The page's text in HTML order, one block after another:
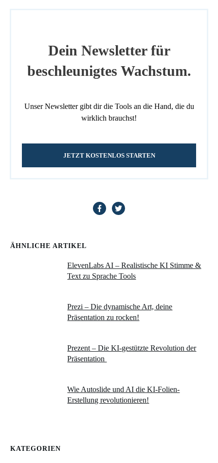
Dein Newsletter für
beschleunigtes Wachstum.
Unser Newsletter gibt dir die Tools an die Hand, die du
wirklich brauchst!
JETZT KOSTENLOS STARTEN
ÄHNLICHE ARTIKEL
ElevenLabs AI – Realistische KI Stimme &
Text zu Sprache Tools
Prezi – Die dynamische Art, deine
Präsentation zu rocken!
Prezent – Die KI-gestützte Revolution der
Präsentation
Wie Autoslide und AI die KI-Folien-
Erstellung revolutionieren!
KATEGORIEN